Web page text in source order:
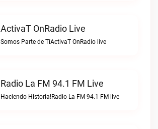
ActivaT OnRadio Live
Somos Parte de TíActivaT OnRadio live
Radio La FM 94.1 FM Live
Haciendo Historia!Radio La FM 94.1 FM live